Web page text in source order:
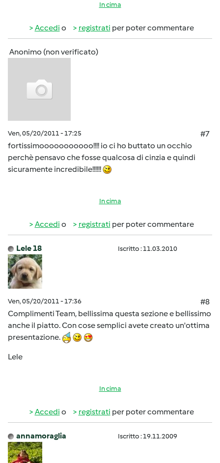
In cima
Accedi o registrati per poter commentare
Anonimo (non verificato)
Ven, 05/20/2011 - 17:25
#7
fortissimooooooooooo!!!! io ci ho buttato un occhio
perchè pensavo che fosse qualcosa di cinzia e quindi
sicuramente incredibile!!!!!!
In cima
Accedi o registrati per poter commentare
Lele 18 Iscritto : 11.03.2010
Ven, 05/20/2011 - 17:36
#8
Complimenti Team, bellissima questa sezione e bellissimo
anche il piatto. Con cose semplici avete creato un'ottima
presentazione.
Lele
In cima
Accedi o registrati per poter commentare
annamoraglia Iscritto : 19.11.2009